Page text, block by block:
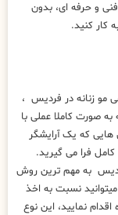
و حرفه ای، بدون
کار کنید.
مو زنانه در فردیس ،
به صورت کاملا عملی با
هایی که یک آرایشگر
فرا می گیرید.
به مهم ترین روش
نسبت به اخذ
نمایید، این نوع